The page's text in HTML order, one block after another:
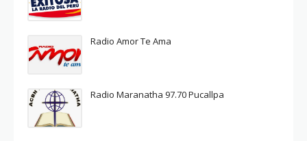
Radio Amor Te Ama
Radio Maranatha 97.70 Pucallpa